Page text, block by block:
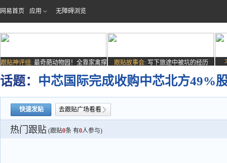
网易首页 应用 无障碍浏览
跟贴神评组: 最奇葩动物园！全靠家禽撑
场子
跟贴故事会: 写下旅途中被坑的经历
话题： 中芯国际完成收购中芯北方49%
快速发贴 去跟贴广场看看
热门跟贴 (跟贴0条 有0人参与)